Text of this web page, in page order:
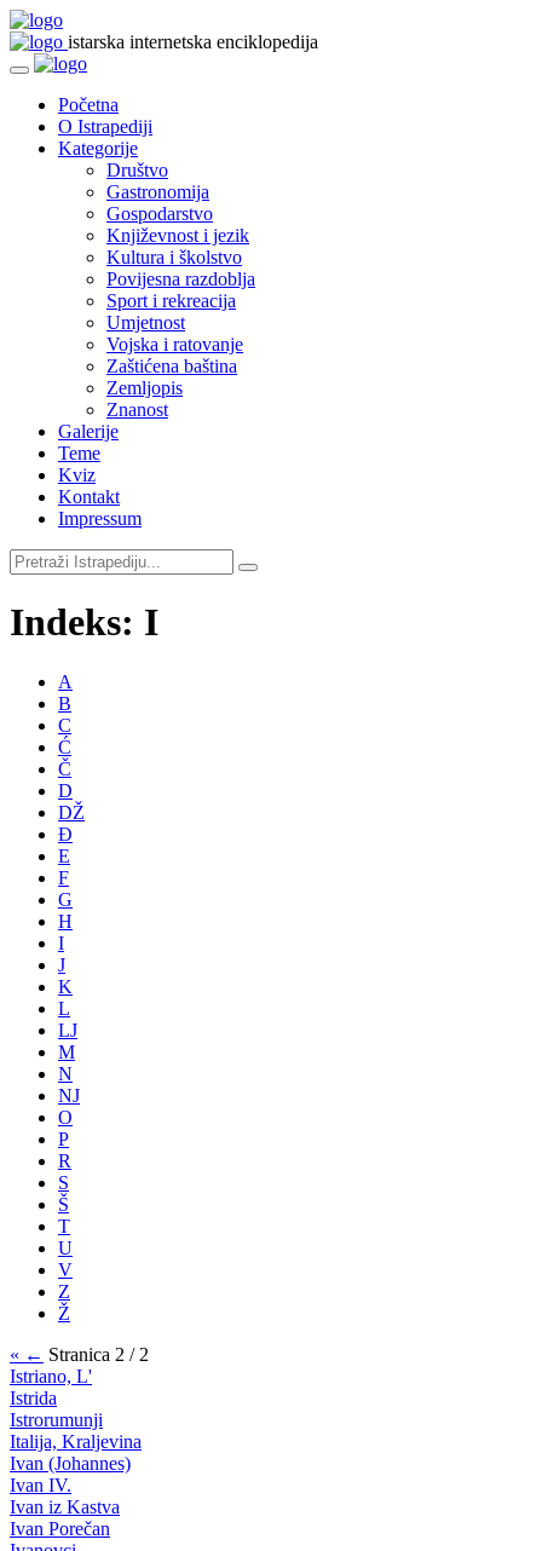
istarska internetska enciklopedija
Početna
O Istrapediji
Kategorije
Društvo
Gastronomija
Gospodarstvo
Književnost i jezik
Kultura i školstvo
Povijesna razdoblja
Sport i rekreacija
Umjetnost
Vojska i ratovanje
Zaštićena baština
Zemljopis
Znanost
Galerije
Teme
Kviz
Kontakt
Impressum
Indeks: I
A
B
C
Ć
Č
D
DŽ
Đ
E
F
G
H
I
J
K
L
LJ
M
N
NJ
O
P
R
S
Š
T
U
V
Z
Ž
« ← Stranica 2 / 2
Istriano, L'
Istrida
Istrorumunji
Italija, Kraljevina
Ivan (Johannes)
Ivan IV.
Ivan iz Kastva
Ivan Porečan